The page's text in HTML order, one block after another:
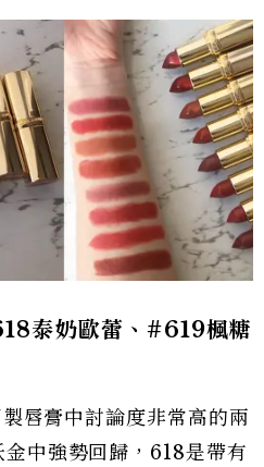
泰奶歐蕾、#619楓糖
唇膏中討論度非常高的兩
中強勢回歸，618是帶有